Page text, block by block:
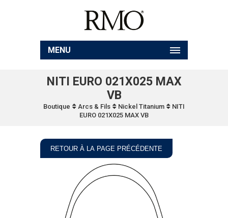
MENU
NITI EURO 021X025 MAX
VB
Boutique Arcs & Fils Nickel Titanium
NITI
EURO 021X025 MAX VB
RETOUR À LA PAGE PRÉCÉDENTE